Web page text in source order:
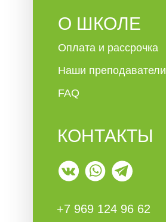
КОНТАКТЫ
+7 969 124 96 62
О ШКОЛЕ
Оплата и рассрочка
Наши преподаватели
FAQ